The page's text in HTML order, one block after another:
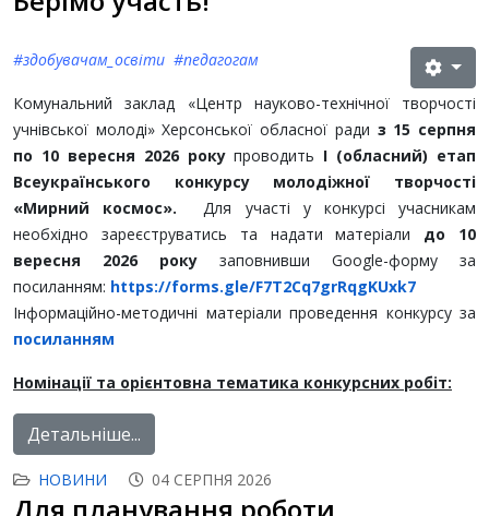
#здобувачам_освіти #педагогам
Комунальний заклад «Центр науково-технічної творчості
учнівської молоді» Херсонської обласної ради з 15 серпня
по 10 вересня 2026 рокупроводить І (обласний) етап
Всеукраїнського конкурсу молодіжної творчості
«Мирний космос». Для участі у конкурсі учасникам
необхідно зареєструватись та надати матеріали до 10
вересня 2026 року заповнивши Google-форму за
посиланням: https://forms.gle/F7T2Cq7grRqgKUxk7
Інформаційно-методичні матеріали проведення конкурсу за
посиланням
Номінації та орієнтовна тематика конкурсних робіт:
Детальніше...
НОВИНИ 04 СЕРПНЯ 2026
Для планування роботи